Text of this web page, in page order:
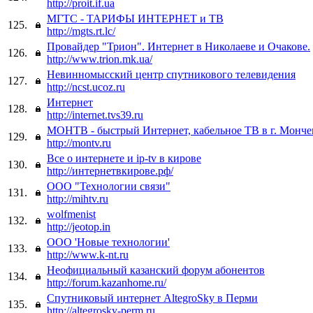
http://proit.if.ua
125.
МГТС - ТАРИФЫ ИНТЕРНЕТ и ТВ
http://mgts.rt.lc/
126.
Провайдер "Трион". Интернет в Николаеве и Очакове.
http://www.trion.mk.ua/
127.
Невинномысский центр спутникового телевидения
http://ncst.ucoz.ru
128.
Интернет
http://internet.tvs39.ru
129.
МОНТВ - быстрый Интернет, кабельное ТВ в г.
http://montv.ru
130.
Все о интернете и ip-tv в кирове
http://интернетвкирове.рф/
131.
ООО "Технологии связи"
http://mihtv.ru
132.
wolfmenist
http://jeotop.in
133.
ООО 'Новые технологии'
http://www.k-nt.ru
134.
Неофициальный казанский форум абонентов
http://forum.kazanhome.ru/
135.
Спутниковый интернет AltegroSky в Перми
http://altegrosky-perm.ru